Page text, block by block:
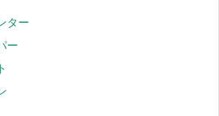
ター
ー